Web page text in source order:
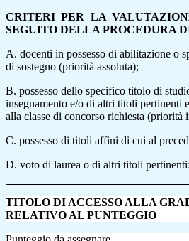
CRITERI PER LA
SEGUITO DELLA PROCEDURA
A. docenti in possesso di abilitazione o
di sostegno (priorità assoluta);
B. possesso dello specifico titolo di
insegnamento e/o di altri titoli pertinenti
alla classe di concorso richiesta (priorità
C. possesso di titoli affini di cui al
D. voto di laurea o di altri titoli pertinenti:
TITOLO DI ACCESSO ALLA
RELATIVO AL PUNTEGGIO